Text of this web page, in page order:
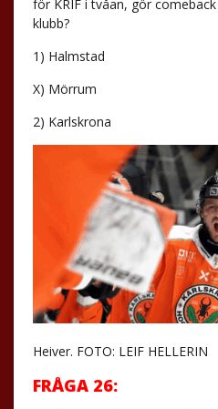
för KRIF i tvåan, gör
klubb?
1) Halmstad
X) Mörrum
2) Karlskrona
Heiver. FOTO: LEIF HELLERIN
FRÅGA 26: